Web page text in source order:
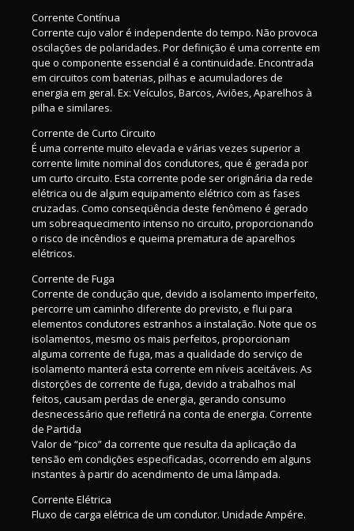
Corrente Contínua
Corrente cujo valor é independente do tempo. Não provoca
oscilações de polaridades. Por definição é uma corrente em
que o componente essencial é a continuidade. Encontrada
em circuitos com baterias, pilhas e acumuladores de
energia em geral. Ex: Veículos, Barcos, Aviões, Aparelhos à
pilha e similares.
Corrente de Curto Circuito
É uma corrente muito elevada e várias vezes superior a
corrente limite nominal dos condutores, que é gerada por
um curto circuito. Esta corrente pode ser originária da rede
elétrica ou de algum equipamento elétrico com as fases
cruzadas. Como conseqüência deste fenômeno é gerado
um sobreaquecimento intenso no circuito, proporcionando
o risco de incêndios e queima prematura de aparelhos
elétricos.
Corrente de Fuga
Corrente de condução que, devido a isolamento imperfeito,
percorre um caminho diferente do previsto, e flui para
elementos condutores estranhos a instalação. Note que os
isolamentos, mesmo os mais perfeitos, proporcionam
alguma corrente de fuga, mas a qualidade do serviço de
isolamento manterá esta corrente em níveis aceitáveis. As
distorções de corrente de fuga, devido a trabalhos mal
feitos, causam perdas de energia, gerando consumo
desnecessário que refletirá na conta de energia. Corrente
de Partida
Valor de “pico” da corrente que resulta da aplicação da
tensão em condições especificadas, ocorrendo em alguns
instantes à partir do acendimento de uma lâmpada.
Corrente Elétrica
Fluxo de carga elétrica de um condutor. Unidade Ampére.